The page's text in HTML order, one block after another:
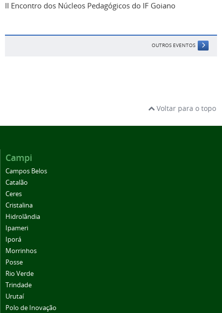
II Encontro dos Núcleos Pedagógicos do IF Goiano
OUTROS EVENTOS
Voltar para o topo
Campi
Campos Belos
Catalão
Ceres
Cristalina
Hidrolândia
Ipameri
Iporá
Morrinhos
Posse
Rio Verde
Trindade
Urutaí
Polo de Inovação